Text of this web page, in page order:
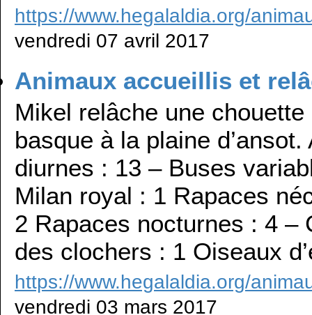
https://www.hegalaldia.org/
vendredi 07 avril 2017
Animaux accueillis et
Mikel relâche une
basque à la plaine
diurnes : 13 – Buses
Milan royal : 1 Rapaces
2 Rapaces nocturnes : 4 –
des clochers : 1 Oiseaux
https://www.hegalaldia.org/
vendredi 03 mars 2017